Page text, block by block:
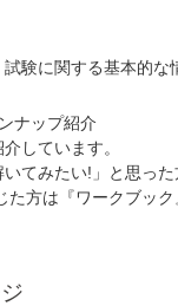
験に関する基本的な
ナップ紹介
しています。
てみたい!」と思った
た方は『ワークブッ